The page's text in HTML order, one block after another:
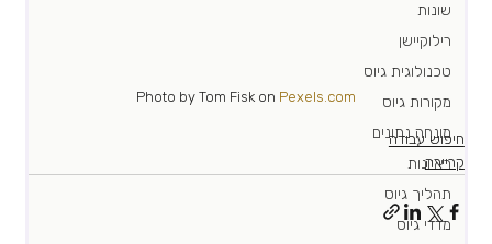
שונות
רילוקיישן
טכנולוגית גיוס
מקורות גיוס
מונחה נתונים
ראיונות
תהליך גיוס
מדדי גיוס
Photo by Tom Fisk on Pexels.com
חיפוש עבודה
קריירה